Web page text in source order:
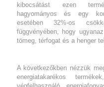
kibocsátást ezen
hagyományos és egy
esetében 32%-os
függvényében, hogy
tömeg, térfogat és a henger
A következőkben nézzük
energiatakarékos